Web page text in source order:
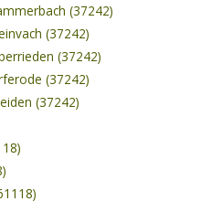
(37242)
(37242)
(37242)
(37242)
(37242)